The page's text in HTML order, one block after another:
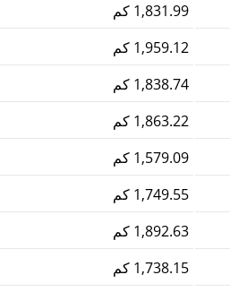
1,831.99 كم
1,959.12 كم
1,838.74 كم
1,863.22 كم
1,579.09 كم
1,749.55 كم
1,892.63 كم
1,738.15 كم